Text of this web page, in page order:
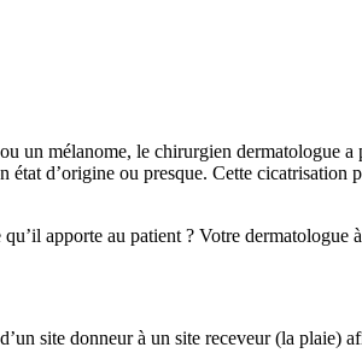
un mélanome, le chirurgien dermatologue
d’origine ou presque. Cette
apporte au patient ? Votre dermatologue
site donneur à un site receveur (la